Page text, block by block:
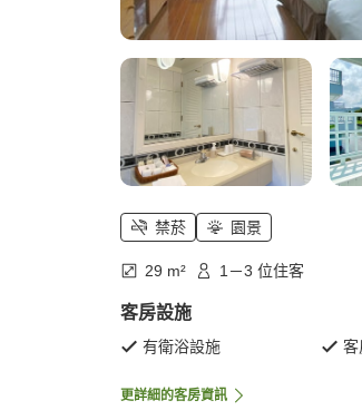
禁菸 園景
29 m² 1－3 位住客
客房設施
有衛浴設施 客
更詳細的客房資訊